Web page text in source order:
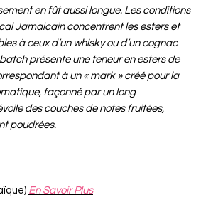
en fût aussi longue. Les conditions
Jamaicain concentrent les esters et
à ceux d’un whisky ou d’un cognac
présente une teneur en esters de
à un « mark » créé pour la
façonné par un long
des couches de notes fruitées,
poudrées.
En Savoir Plus